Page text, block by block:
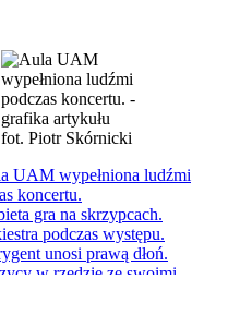
fot. Piotr Skórnicki